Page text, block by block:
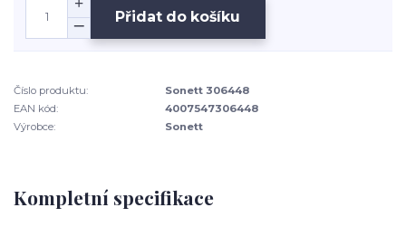
Přidat do košíku
Číslo produktu:
Sonett 306448
EAN kód:
4007547306448
Výrobce:
Sonett
Kompletní specifikace